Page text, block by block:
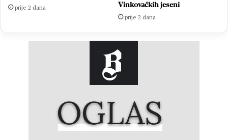
prije 2 dana
Vinkovačkih jeseni
prije 2 dana